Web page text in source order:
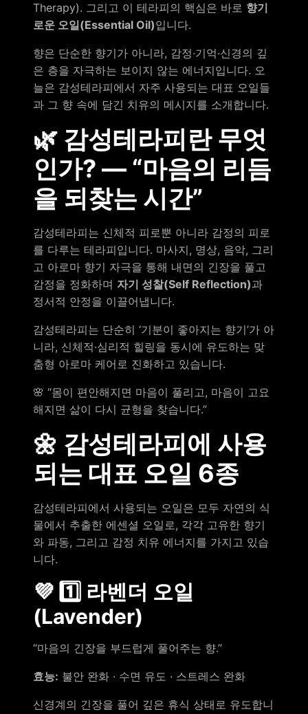
Therapy). 그리고 이 테라피의 핵심은 바로 향기
로운 오일(Essential Oil)입니다.
향은 단순한 향기가 아니라, 감정·기억·신경의 깊
은 층을 자극하는 보이지 않는 에너지입니다. 오
늘은 감성테라피에서 자주 사용되는 대표 오일들
과 그 향 속에 담긴 치유의 메시지를 소개합니다.
🌿 감성테라피란 무엇
인가? ― “마음의 리듬
을 되찾는 시간”
감성테라피는 신체적 피로뿐 아니라 감정의 피로
를 다루는 테라피입니다. 마사지, 명상, 음악, 그리
고 아로마 향기 자극을 통해 내면의 긴장을 풀고
감정을 정화하며 자기 성찰(Self Reflection)과
정서적 안정을 이끌어냅니다.
감성테라피는 단순히 ‘기분이 좋아지는 향기’가 아
니라, 신체적·심리적 힐링을 동시에 유도하는 맞
춤형 아로마 케어로 진화하고 있습니다.
🌸 “몸이 편안해지면 마음이 풀리고, 마음이 고요
해지면 삶이 다시 균형을 찾습니다.”
🌼 감성테라피에 사용
되는 대표 오일 6종
감성테라피에서 사용되는 오일은 모두 자연의 식
물에서 추출한 에센셜 오일로, 각각 고유한 향기
와 파동, 그리고 감정 치유 에너지를 가지고 있습
니다.
💜 1️⃣ 라벤더 오일
(Lavender)
“마음의 긴장을 부드럽게 풀어주는 향.”
효능: 불안 완화 · 수면 유도 · 스트레스 완화
신경계의 긴장을 풀어 깊은 휴식 상태로 유도합니